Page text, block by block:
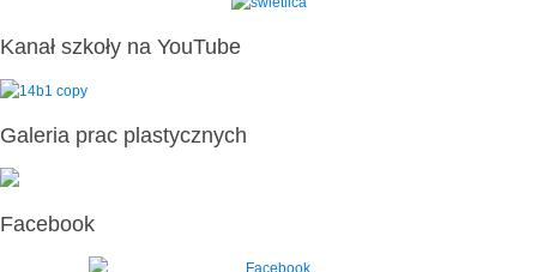
Kanał szkoły na YouTube
Galeria prac plastycznych
Facebook